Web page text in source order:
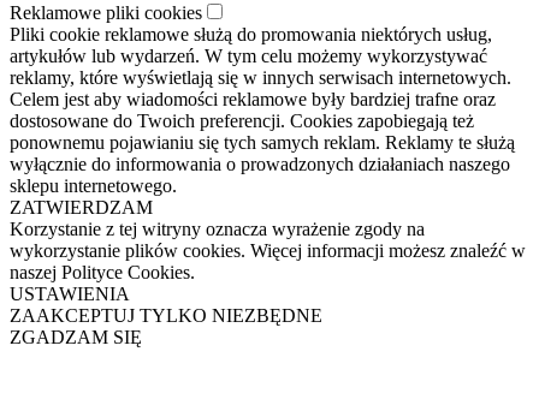
Reklamowe pliki cookies
Pliki cookie reklamowe służą do promowania niektórych usług,
artykułów lub wydarzeń. W tym celu możemy wykorzystywać
reklamy, które wyświetlają się w innych serwisach internetowych.
Celem jest aby wiadomości reklamowe były bardziej trafne oraz
dostosowane do Twoich preferencji. Cookies zapobiegają też
ponownemu pojawianiu się tych samych reklam. Reklamy te służą
wyłącznie do informowania o prowadzonych działaniach naszego
sklepu internetowego.
ZATWIERDZAM
Korzystanie z tej witryny oznacza wyrażenie zgody na
wykorzystanie plików cookies. Więcej informacji możesz znaleźć w
naszej Polityce Cookies.
USTAWIENIA
ZAAKCEPTUJ TYLKO NIEZBĘDNE
ZGADZAM SIĘ